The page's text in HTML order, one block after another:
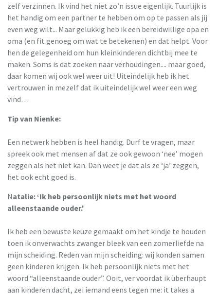
zelf verzinnen. Ik vind het niet zo’n issue eigenlijk. Tuurlijk is
het handig om een partner te hebben om op te passen als jij
even weg wilt... Maar gelukkig heb ik een bereidwillige opa en
oma (en fit genoeg om wat te betekenen) en dat helpt. Voor
hen de gelegenheid om hun kleinkinderen dichtbij mee te
maken. Soms is dat zoeken naar verhoudingen.... maar goed,
daar komen wij ook wel weer uit! Uiteindelijk heb ik het
vertrouwen in mezelf dat ik uiteindelijk wel weer een weg
vind…
Tip van Nienke:
Een netwerk hebben is heel handig. Durf te vragen, maar
spreek ook met mensen af dat ze ook gewoon ‘nee’ mogen
zeggen als het niet kan. Dan weet je dat als ze ‘ja’ zeggen,
het ook echt goed is.
Natalie: ‘Ik heb persoonlijk niets met het woord
alleenstaande ouder.'
Ik heb een bewuste keuze gemaakt om het kindje te houden
toen ik onverwachts zwanger bleek van een zomerliefde na
mijn scheiding. Reden van mijn scheiding: wij konden samen
geen kinderen krijgen. Ik heb persoonlijk niets met het
woord “alleenstaande ouder”. Ooit, ver voordat ik überhaupt
aan kinderen dacht, zei iemand eens tegen me: it takes a